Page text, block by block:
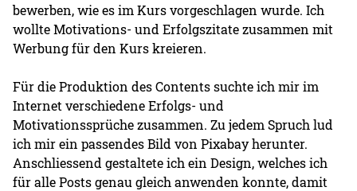
bewerben, wie es im Kurs vorgeschlagen wurde. Ich
wollte Motivations- und Erfolgszitate zusammen mit
Werbung für den Kurs kreieren.
Für die Produktion des Contents suchte ich mir im
Internet verschiedene Erfolgs- und
Motivationssprüche zusammen. Zu jedem Spruch lud
ich mir ein passendes Bild von Pixabay herunter.
Anschliessend gestaltete ich ein Design, welches ich
für alle Posts genau gleich anwenden konnte, damit